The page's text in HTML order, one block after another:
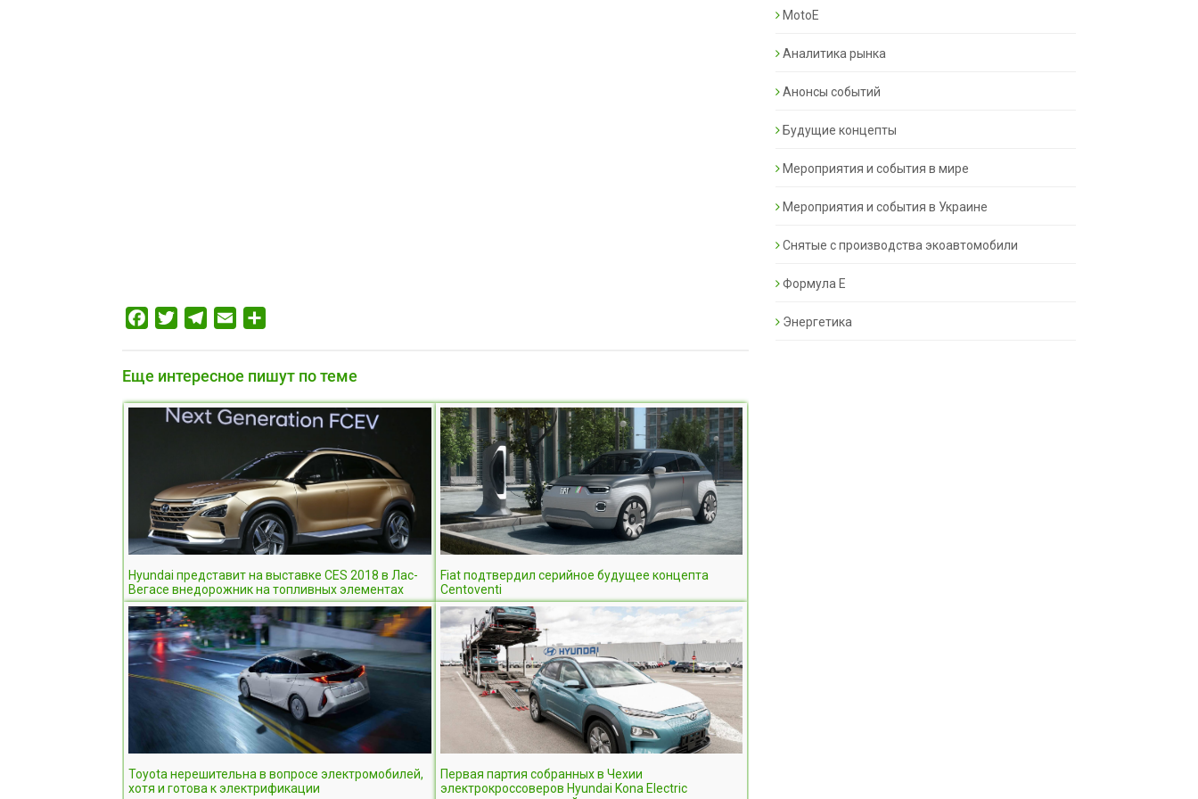
FacebookTwitterTelegram
Email
Еще интересное пишут по теме
Hyundai представит на выставке CES 2018 в Лас-
Вегасе внедорожник на топливных элементах
Fiat подтвердил серийное будущее концепта
Centoventi
Toyota нерешительна в вопросе электромобилей,
хотя и готова к электрификации
Первая партия собранных в Чехии
электрокроссоверов Hyundai Kona Electric
MotoE
Аналитика рынка
Анонсы событий
Будущие концепты
Мероприятия и события в мире
Мероприятия и события в Украине
Снятые с производства экоавтомобили
Формула Е
Энергетика